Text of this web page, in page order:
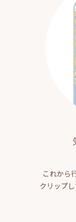
これから
クリップ